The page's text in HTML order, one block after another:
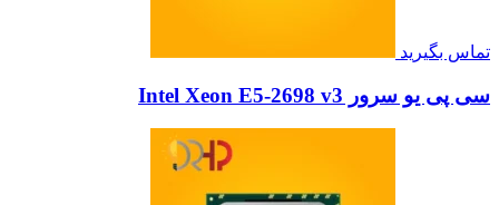
تماس بگیرید
سی پی یو سرور Intel Xeon E5-2698 v3